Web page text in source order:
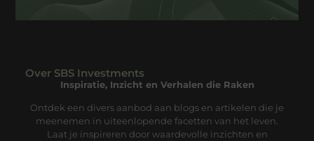
Over SBS Investments
Inspiratie, Inzicht en Verhalen die Raken
Ontdek een divers aanbod aan blogs en artikelen die je
meenemen in uiteenlopende facetten van het leven.
Laat je inspireren door waardevolle inzichten en